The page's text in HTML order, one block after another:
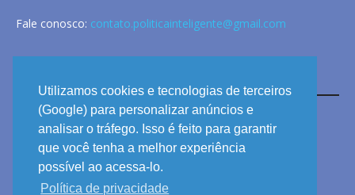
Utilizamos cookies e tecnologias de terceiros
(Google) para personalizar anúncios e
analisar o tráfego. Isso é feito para garantir
que você tenha a melhor experiência
possível ao acessa-lo.
Política de privacidade
Fale conosco: contato.politicainteligente@gmail.com
LINKS
ANUNCIE
PRIVACIDADE
CONTATO